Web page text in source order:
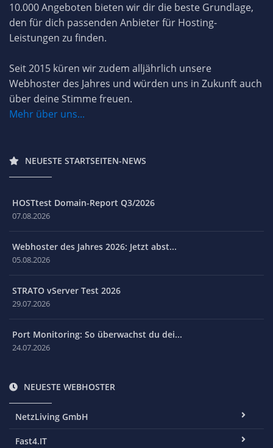
10.000 Angeboten bieten wir dir die beste Grundlage,
den für dich passenden Anbieter für Hosting-
Leistungen zu finden.
Seit 2015 küren wir zudem alljährlich unsere
Webhoster des Jahres und würden uns in Zukunft auch
über deine Stimme freuen.
Mehr über uns...
NEUESTE STARTSEITEN-NEWS
HOSTtest Domain-Report Q3/2026
07.08.2026
Webhoster des Jahres 2026: Jetzt abst...
05.08.2026
STRATO vServer Test 2026
29.07.2026
Port Monitoring: So überwachst du dei...
24.07.2026
NEUESTE WEBHOSTER
NetzLiving GmbH
Fast4.IT